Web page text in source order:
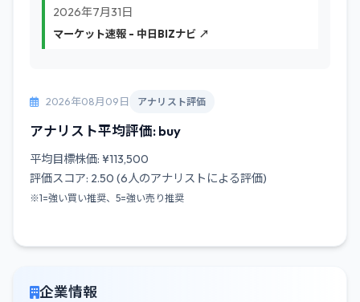
2026年7月31日
マーケット速報 - 中日BIZナビ ↗
2026年08月09日 アナリスト評価
アナリスト平均評価: buy
平均目標株価: ¥113,500
評価スコア: 2.50 (6人のアナリストによる評価)
※1=強い買い推奨、5=強い売り推奨
企業情報